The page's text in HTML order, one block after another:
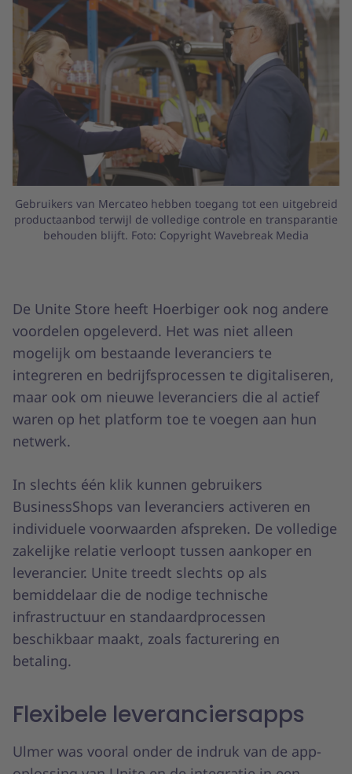
Gebruikers van Mercateo hebben toegang tot een uitgebreid
productaanbod terwijl de volledige controle en transparantie
behouden blijft. Foto: Copyright Wavebreak Media
De Unite Store heeft Hoerbiger ook nog andere
voordelen opgeleverd. Het was niet alleen
mogelijk om bestaande leveranciers te
integreren en bedrijfsprocessen te digitaliseren,
maar ook om nieuwe leveranciers die al actief
waren op het platform toe te voegen aan hun
netwerk.
In slechts één klik kunnen gebruikers
BusinessShops van leveranciers activeren en
individuele voorwaarden afspreken. De volledige
zakelijke relatie verloopt tussen aankoper en
leverancier. Unite treedt slechts op als
bemiddelaar die de nodige technische
infrastructuur en standaardprocessen
beschikbaar maakt, zoals facturering en
betaling.
Flexibele leveranciersapps
Ulmer was vooral onder de indruk van de app-